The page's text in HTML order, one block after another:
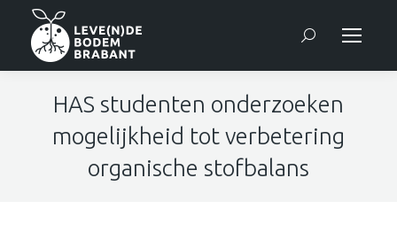
Search:
HAS studenten onderzoeken
mogelijkheid tot verbetering
organische stofbalans